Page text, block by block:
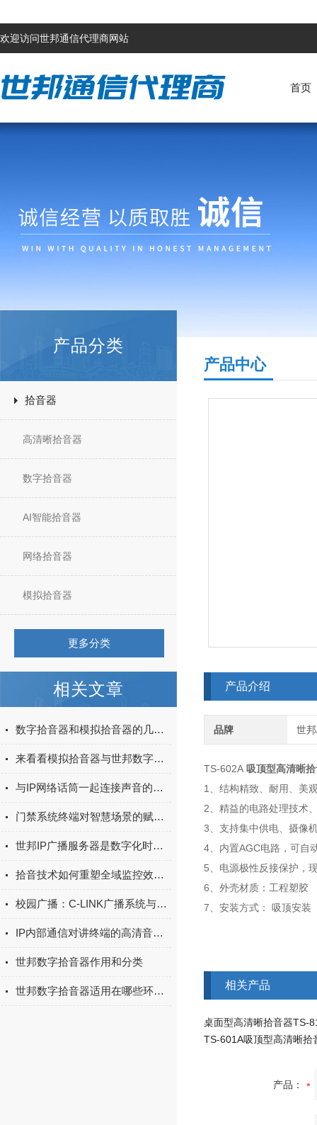
欢迎访问世邦通信代理商网站
首页
产品分类
拾音器
高清晰拾音器
数字拾音器
AI智能拾音器
网络拾音器
模拟拾音器
更多分类
相关文章
数字拾音器和模拟拾音器的几个区别
来看看模拟拾音器与世邦数字拾音器的区别
与IP网络话筒一起连接声音的未来
门禁系统终端对智慧场景的赋能作用
世邦IP广播服务器是数字化时代下的信息传播利器
拾音技术如何重塑全域监控效能：绘声绘色的安防新境界
校园广播：C-LINK广播系统与HiAT技术革新
IP内部通信对讲终端的高清音质与稳定连接性能分析
世邦数字拾音器作用和分类
世邦数字拾音器适用在哪些环境？
产品中心
产品介绍
品牌 世
TS-602A 吸顶型高清晰
1、结构精致、耐用、美
2、精益的电路处理技术
3、支持集中供电、摄像
4、内置AGC电路，可自
5、电源极性反接保护，
6、外壳材质：工程塑胶
7、安装方式： 吸顶安装
相关产品
桌面型高清晰拾音器TS-
TS-601A吸顶型高清晰拾
产品：